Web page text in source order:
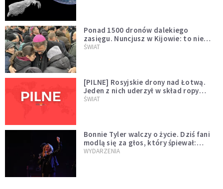
Ponad 1500 dronów dalekiego
zasięgu. Nuncjusz w Kijowie: to nie
wygląda na wolę zakończenia wojny
ŚWIAT
[PILNE] Rosyjskie drony nad Łotwą.
Jeden z nich uderzył w skład ropy
naftowej
ŚWIAT
Bonnie Tyler walczy o życie. Dziś fani
modlą się za głos, który śpiewał:
"Lord, help me"
WYDARZENIA